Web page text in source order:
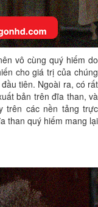
vô cùng quý hiếm do
cho giá trị của chúng
tiên. Ngoài ra, có rất
bản trên đĩa than, và
trên các nền tảng trực
than quý hiếm mang lại